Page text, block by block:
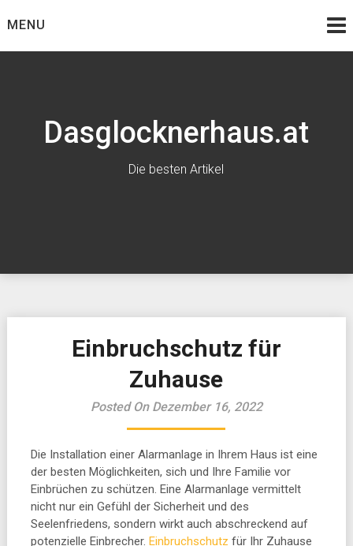
toMENU
Dasglocknerhaus.at
Die besten Artikel
Einbruchschutz für
Zuhause
Posted On Dezember 16, 2022
Die Installation einer Alarmanlage in Ihrem Haus ist eine
der besten Möglichkeiten, sich und Ihre Familie vor
Einbrüchen zu schützen. Eine Alarmanlage vermittelt
nicht nur ein Gefühl der Sicherheit und des
Seelenfriedens, sondern wirkt auch abschreckend auf
potenzielle Einbrecher. Einbruchschutz für Ihr Zuhause